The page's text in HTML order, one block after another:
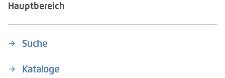
Hauptbereich
Suche
Kataloge